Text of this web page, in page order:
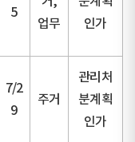
5
업무
인가
7/2
9
주거
관리처
분계획
인가